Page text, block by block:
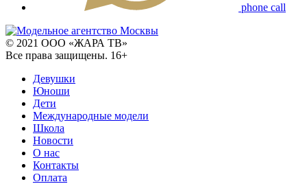
phone call
© 2021 ООО «ЖАРА ТВ»
Все права защищены. 16+
Девушки
Юноши
Дети
Международные модели
Школа
Новости
О нас
Контакты
Оплата